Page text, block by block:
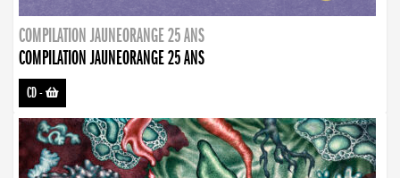
COMPILATION JAUNEORANGE 25 ANS
COMPILATION JAUNEORANGE 25 ANS
CD-